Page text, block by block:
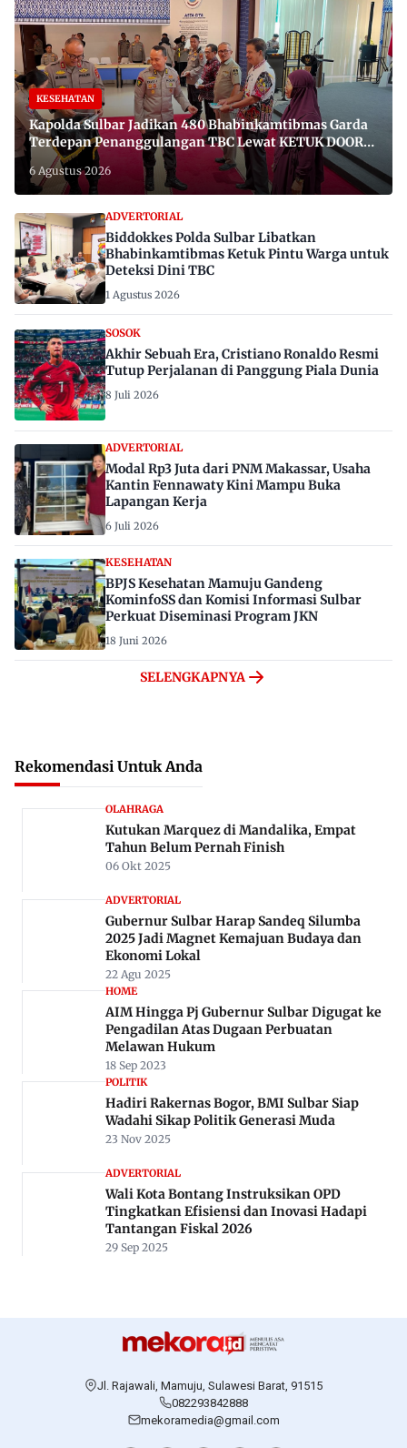
KESEHATAN
Kapolda Sulbar Jadikan 480 Bhabinkamtibmas Garda
Terdepan Penanggulangan TBC Lewat KETUK DOORS
di 650 Desa
6 Agustus 2026
ADVERTORIAL
Biddokkes Polda Sulbar Libatkan
Bhabinkamtibmas Ketuk Pintu Warga untuk
Deteksi Dini TBC
1 Agustus 2026
SOSOK
Akhir Sebuah Era, Cristiano Ronaldo Resmi
Tutup Perjalanan di Panggung Piala Dunia
8 Juli 2026
ADVERTORIAL
Modal Rp3 Juta dari PNM Makassar, Usaha
Kantin Fennawaty Kini Mampu Buka
Lapangan Kerja
6 Juli 2026
KESEHATAN
BPJS Kesehatan Mamuju Gandeng
KominfoSS dan Komisi Informasi Sulbar
Perkuat Diseminasi Program JKN
18 Juni 2026
SELENGKAPNYA
Rekomendasi Untuk Anda
OLAHRAGA
Kutukan Marquez di Mandalika, Empat
Tahun Belum Pernah Finish
06 Okt 2025
ADVERTORIAL
Gubernur Sulbar Harap Sandeq Silumba
2025 Jadi Magnet Kemajuan Budaya dan
Ekonomi Lokal
22 Agu 2025
HOME
AIM Hingga Pj Gubernur Sulbar Digugat ke
Pengadilan Atas Dugaan Perbuatan
Melawan Hukum
18 Sep 2023
POLITIK
Hadiri Rakernas Bogor, BMI Sulbar Siap
Wadahi Sikap Politik Generasi Muda
23 Nov 2025
ADVERTORIAL
Wali Kota Bontang Instruksikan OPD
Tingkatkan Efisiensi dan Inovasi Hadapi
Tantangan Fiskal 2026
29 Sep 2025
Jl. Rajawali, Mamuju, Sulawesi Barat, 91515
082293842888
mekoramedia@gmail.com